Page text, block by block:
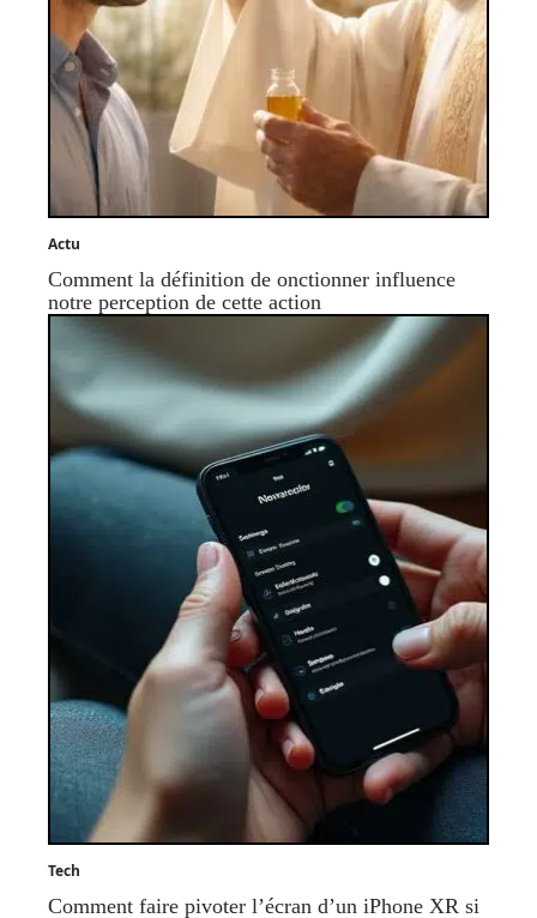
Actu
Comment la définition de onctionner influence
notre perception de cette action
Tech
Comment faire pivoter l’écran d’un iPhone XR si